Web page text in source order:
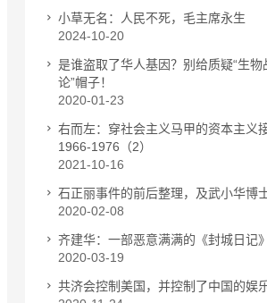
小草无名：人民不死，毛主席永生
2024-10-20
是谁盗取了华人基因？别给质疑“生物
论”帽子！
2020-01-23
右而左：穿社会主义马甲的资本主义
1966-1976（2）
2021-10-16
石正丽事件的前后整理，及武小华博
2020-02-08
齐建华：一部恶意满满的《封城日记》
2020-03-19
共济会控制美国，并控制了中国的娱